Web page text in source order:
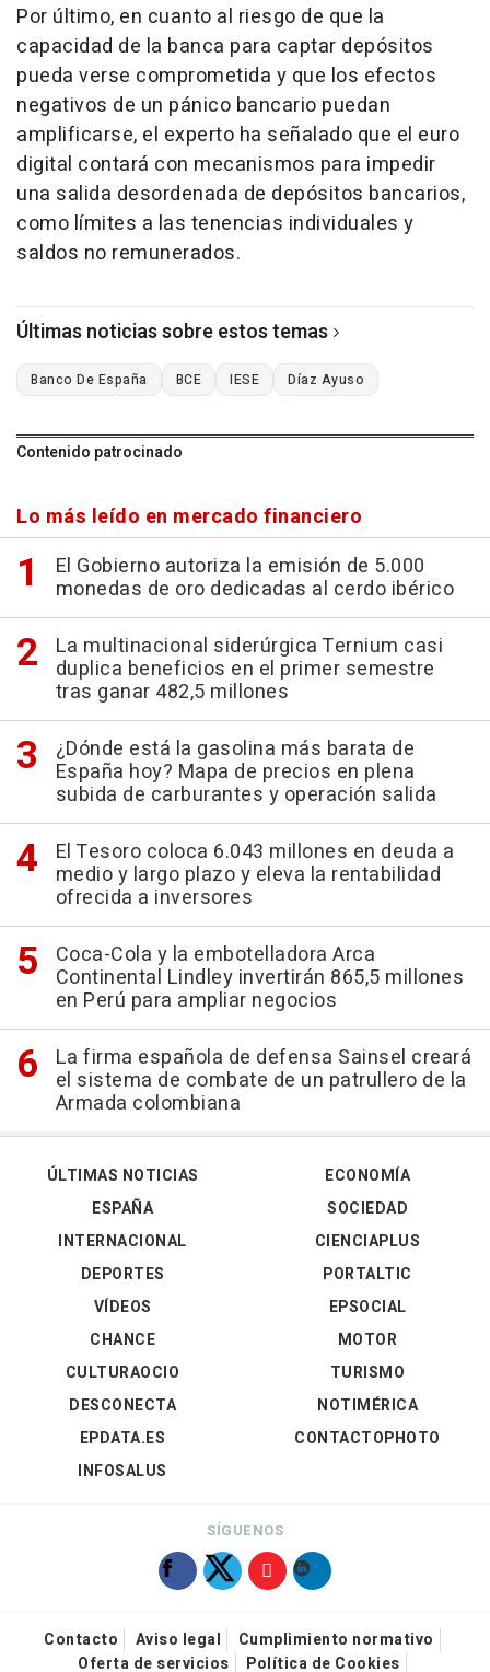
Por último, en cuanto al riesgo de que la
capacidad de la banca para captar depósitos
pueda verse comprometida y que los efectos
negativos de un pánico bancario puedan
amplificarse, el experto ha señalado que el euro
digital contará con mecanismos para impedir
una salida desordenada de depósitos bancarios,
como límites a las tenencias individuales y
saldos no remunerados.
Últimas noticias sobre estos temas
Banco De España BCE IESE Díaz Ayuso
Contenido patrocinado
Lo más leído en mercado financiero
El Gobierno autoriza la emisión de 5.000
monedas de oro dedicadas al cerdo ibérico
La multinacional siderúrgica Ternium casi
duplica beneficios en el primer semestre
tras ganar 482,5 millones
¿Dónde está la gasolina más barata de
España hoy? Mapa de precios en plena
subida de carburantes y operación salida
El Tesoro coloca 6.043 millones en deuda a
medio y largo plazo y eleva la rentabilidad
ofrecida a inversores
Coca-Cola y la embotelladora Arca
Continental Lindley invertirán 865,5 millones
en Perú para ampliar negocios
La firma española de defensa Sainsel creará
el sistema de combate de un patrullero de la
Armada colombiana
ÚLTIMAS NOTICIAS
ESPAÑA
INTERNACIONAL
DEPORTES
VÍDEOS
ECONOMÍA
SOCIEDAD
CIENCIAPLUS
PORTALTIC
EPSOCIAL
CHANCE
CULTURAOCIO
DESCONECTA
EPDATA.ES
INFOSALUS
MOTOR
TURISMO
NOTIMÉRICA
CONTACTOPHOTO
SÍGUENOS
Contacto Aviso legal
Cumplimiento normativo
Oferta de servicios
Política de Cookies